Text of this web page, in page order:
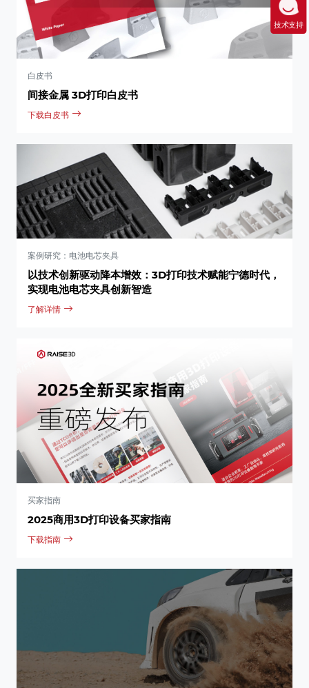
白皮书
间接金属 3D打印白皮书
下载白皮书
案例研究：电池电芯夹具
以技术创新驱动降本增效：3D打印技术赋能宁德时代，
实现电池电芯夹具创新智造
了解详情
买家指南
2025商用3D打印设备买家指南
下载指南
技术支持